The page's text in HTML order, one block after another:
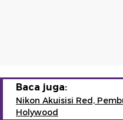
Baca juga:
Nikon Akuisisi Red,
Holywood